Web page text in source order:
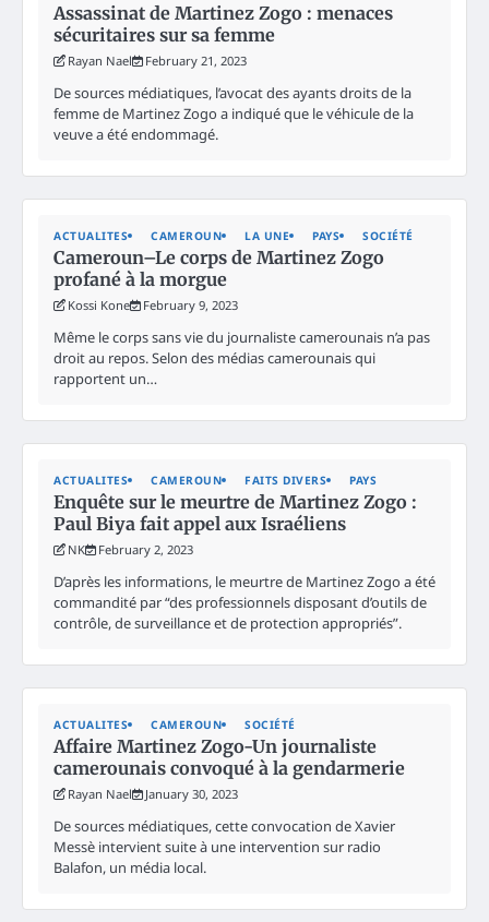
Assassinat de Martinez Zogo : menaces
sécuritaires sur sa femme
Rayan Nael February 21, 2023
De sources médiatiques, l’avocat des ayants droits de la
femme de Martinez Zogo a indiqué que le véhicule de la
veuve a été endommagé.
ACTUALITES CAMEROUN LA UNE PAYS SOCIÉTÉ
Cameroun–Le corps de Martinez Zogo
profané à la morgue
Kossi Kone February 9, 2023
Même le corps sans vie du journaliste camerounais n’a pas
droit au repos. Selon des médias camerounais qui
rapportent un…
ACTUALITES CAMEROUN FAITS DIVERS PAYS
Enquête sur le meurtre de Martinez Zogo :
Paul Biya fait appel aux Israéliens
NK February 2, 2023
D’après les informations, le meurtre de Martinez Zogo a été
commandité par “des professionnels disposant d’outils de
contrôle, de surveillance et de protection appropriés”.
ACTUALITES CAMEROUN SOCIÉTÉ
Affaire Martinez Zogo-Un journaliste
camerounais convoqué à la gendarmerie
Rayan Nael January 30, 2023
De sources médiatiques, cette convocation de Xavier
Messè intervient suite à une intervention sur radio
Balafon, un média local.